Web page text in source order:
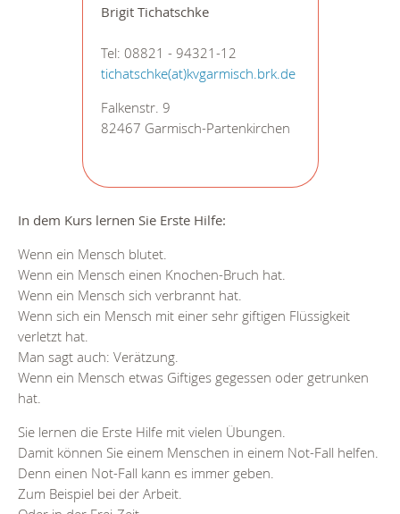
Brigit Tichatschke
Tel: 08821 - 94321-12
tichatschke(at)kvgarmisch.brk.de
Falkenstr. 9
82467 Garmisch-Partenkirchen
In dem Kurs lernen Sie Erste Hilfe:
Wenn ein Mensch blutet.
Wenn ein Mensch einen Knochen-Bruch hat.
Wenn ein Mensch sich verbrannt hat.
Wenn sich ein Mensch mit einer sehr giftigen Flüssigkeit
verletzt hat.
Man sagt auch: Verätzung.
Wenn ein Mensch etwas Giftiges gegessen oder getrunken
hat.
Sie lernen die Erste Hilfe mit vielen Übungen.
Damit können Sie einem Menschen in einem Not-Fall helfen.
Denn einen Not-Fall kann es immer geben.
Zum Beispiel bei der Arbeit.